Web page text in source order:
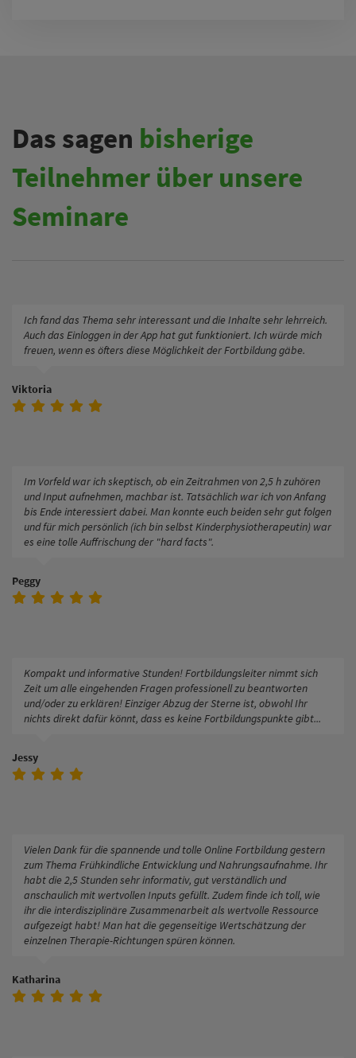
Das sagen bisherige
Teilnehmer über unsere
Seminare
Ich fand das Thema sehr interessant und die Inhalte sehr lehrreich.
Auch das Einloggen in der App hat gut funktioniert. Ich würde mich
freuen, wenn es öfters diese Möglichkeit der Fortbildung gäbe.
Viktoria
Im Vorfeld war ich skeptisch, ob ein Zeitrahmen von 2,5 h zuhören
und Input aufnehmen, machbar ist. Tatsächlich war ich von Anfang
bis Ende interessiert dabei. Man konnte euch beiden sehr gut folgen
und für mich persönlich (ich bin selbst Kinderphysiotherapeutin) war
es eine tolle Auffrischung der "hard facts".
Peggy
Kompakt und informative Stunden! Fortbildungsleiter nimmt sich
Zeit um alle eingehenden Fragen professionell zu beantworten
und/oder zu erklären! Einziger Abzug der Sterne ist, obwohl Ihr
nichts direkt dafür könnt, dass es keine Fortbildungspunkte gibt...
Jessy
Vielen Dank für die spannende und tolle Online Fortbildung gestern
zum Thema Frühkindliche Entwicklung und Nahrungsaufnahme. Ihr
habt die 2,5 Stunden sehr informativ, gut verständlich und
anschaulich mit wertvollen Inputs gefüllt. Zudem finde ich toll, wie
ihr die interdisziplinäre Zusammenarbeit als wertvolle Ressource
aufgezeigt habt! Man hat die gegenseitige Wertschätzung der
einzelnen Therapie-Richtungen spüren können.
Katharina